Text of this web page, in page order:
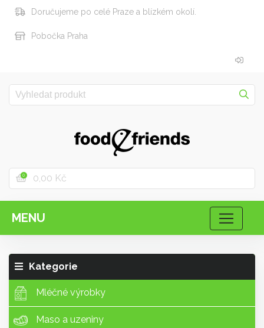
Doručujeme po celé Praze a blízkém okolí.
Pobočka Praha
0 0,00 Kč
MENU
Kategorie
Mléčné výrobky
Maso a uzeniny